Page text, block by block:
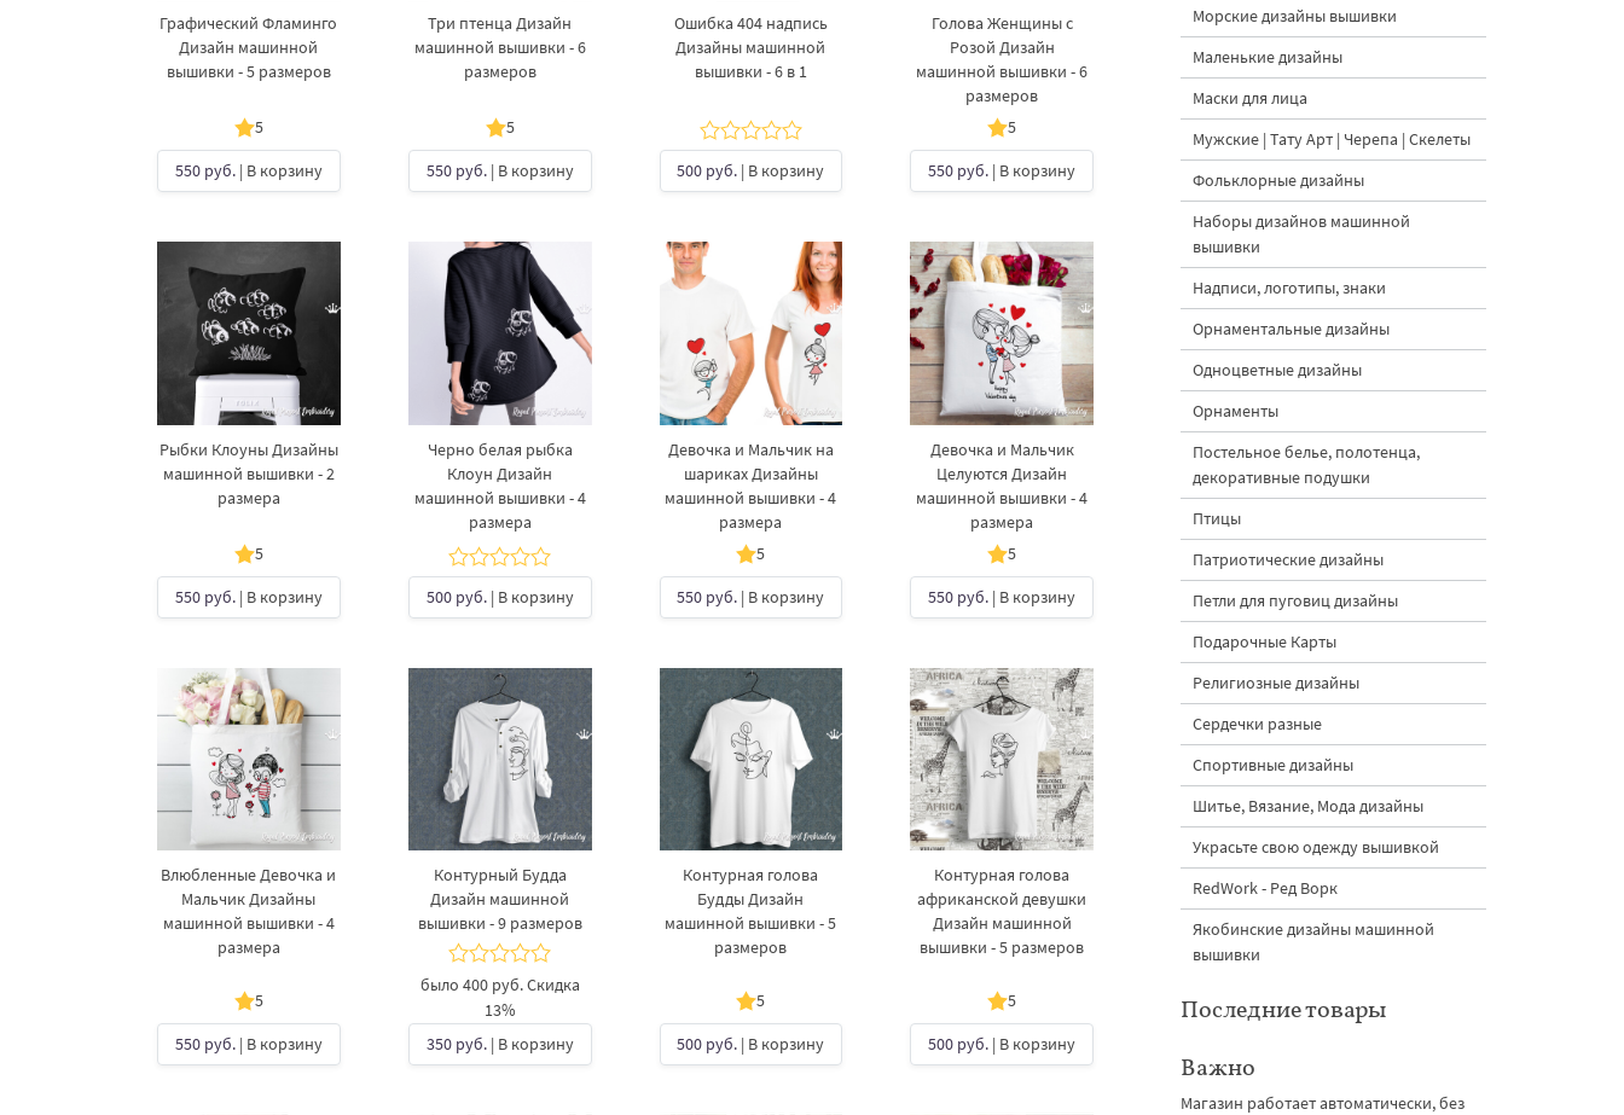
Графический Фламинго
Дизайн машинной
вышивки - 5 размеров
5
550 руб.| В корзину
Три птенца Дизайн
машинной вышивки - 6
размеров
5
550 руб.| В корзину
Ошибка 404 надпись
Дизайны машинной
вышивки - 6 в 1
500 руб. | В корзину
Голова Женщины с
Розой Дизайн
машинной вышивки - 6
размеров
5
550 руб. | В корзину
Рыбки Клоуны Дизайны
машинной вышивки - 2
размера
5
550 руб.| В корзину
Черно белая рыбка
Клоун Дизайн
машинной вышивки - 4
размера
500 руб.| В корзину
Девочка и Мальчик на
шариках Дизайны
машинной вышивки - 4
размера
5
550 руб. | В корзину
Девочка и Мальчик
Целуются Дизайн
машинной вышивки - 4
размера
5
550 руб. | В корзину
Влюбленные Девочка и
Мальчик Дизайны
машинной вышивки - 4
размера
5
550 руб.| В корзину
Контурный Будда
Дизайн машинной
вышивки - 9 размеров
было 400 руб.Скидка
13%
350 руб.| В корзину
Контурная голова
Будды Дизайн
машинной вышивки - 5
размеров
5
500 руб. | В корзину
Контурная голова
африканской девушки
Дизайн машинной
вышивки - 5 размеров
5
500 руб. | В корзину
Морские дизайны вышивки
Маленькие дизайны
Маски для лица
Мужские | Тату Арт | Черепа | Скелеты
Фольклорные дизайны
Наборы дизайнов машинной
вышивки
Надписи, логотипы, знаки
Орнаментальные дизайны
Одноцветные дизайны
Орнаменты
Постельное белье, полотенца,
декоративные подушки
Птицы
Патриотические дизайны
Петли для пуговиц дизайны
Подарочные Карты
Религиозные дизайны
Сердечки разные
Спортивные дизайны
Шитье, Вязание, Мода дизайны
Украсьте свою одежду вышивкой
RedWork - Ред Ворк
Якобинские дизайны машинной
вышивки
Последние товары
Важно
Магазин работает автоматически, без